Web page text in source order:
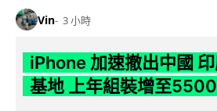
Vin 3 小時
iPhone 加速撤出中國
基地 上年組裝增至